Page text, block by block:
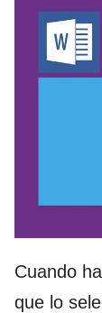
Cuando
que lo